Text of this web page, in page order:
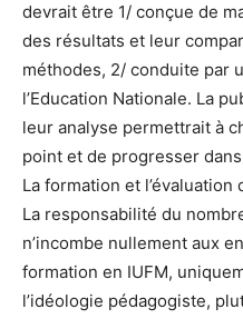
devrait être 1/ conçue de
des résultats et leur
méthodes, 2/ conduite par
l’Education Nationale. La
leur analyse permettrait à
point et de progresser
La formation et l’évaluation
La responsabilité du
n’incombe nullement aux
formation en IUFM,
l’idéologie pédagogiste,